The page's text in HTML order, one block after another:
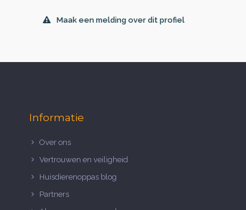
Maak een melding over dit profiel
Informatie
Over ons
Vertrouwen en veiligheid
Huisdierenoppas blog
Partners